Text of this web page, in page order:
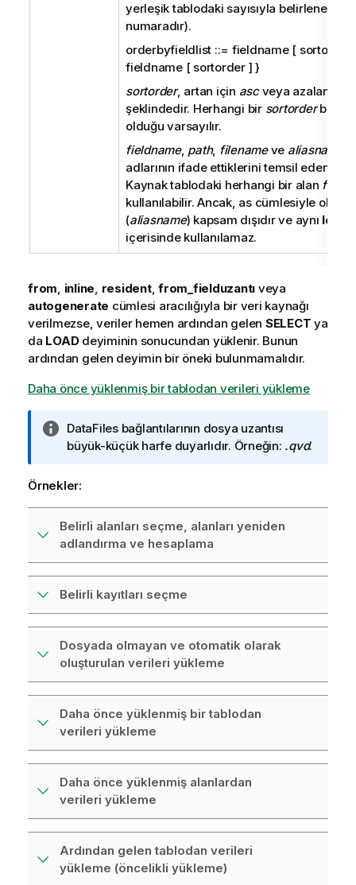
yerleşik tablodaki sayısıyla belirlenebilir
numaradır).
orderbyfieldlist ::= fieldname [ sortorder
fieldname [ sortorder ] }
sortorder, artan için ascveya azalan için
şeklindedir. Herhangi bir sortorder
olduğu varsayılır.
fieldname, path, filenameve aliasname
adlarının ifade ettiklerini temsil eden
Kaynak tablodaki herhangi bir alan
kullanılabilir. Ancak, as cümlesiyle
(aliasname) kapsam dışıdır ve aynı load
içerisinde kullanılamaz.
from, inline, resident, from_fielduzantı veya
autogenerate cümlesi aracılığıyla bir veri kaynağı
verilmezse, veriler hemen ardından gelen SELECT ya
da LOADdeyiminin sonucundan yüklenir. Bunun
ardından gelen deyimin bir öneki bulunmamalıdır.
Daha önce yüklenmiş bir tablodan verileri yükleme
B
i
g
o
t
DataFiles bağlantılarının dosya uzantısı
büyük-küçük harfe duyarlıdır. Örneğin: .qvd.
Örnekler:
Belirli alanları seçme, alanları yeniden
adlandırma ve hesaplama
Belirli kayıtları seçme
Dosyada olmayan ve otomatik olarak
oluşturulan verileri yükleme
Daha önce yüklenmiş bir tablodan
verileri yükleme
Daha önce yüklenmiş alanlardan
verileri yükleme
Ardından gelen tablodan verileri
yükleme (öncelikli yükleme)